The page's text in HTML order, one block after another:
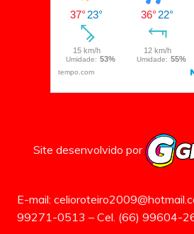
Site desenvolvido por
E-mail:
99271-0513 – Cel. (66) 99604-